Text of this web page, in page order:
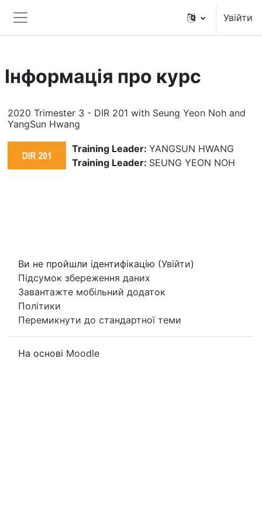
Бокова панель
Увійти
Інформація про курс
2020 Trimester 3 - DIR 201 with Seung Yeon Noh and
YangSun Hwang
Training Leader: YANGSUN HWANG
Training Leader: SEUNG YEON NOH
Ви не пройшли ідентифікацію (Увійти)
Підсумок збереження даних
Завантажте мобільний додаток
Політики
Перемикнути до стандартної теми
На основі Moodle